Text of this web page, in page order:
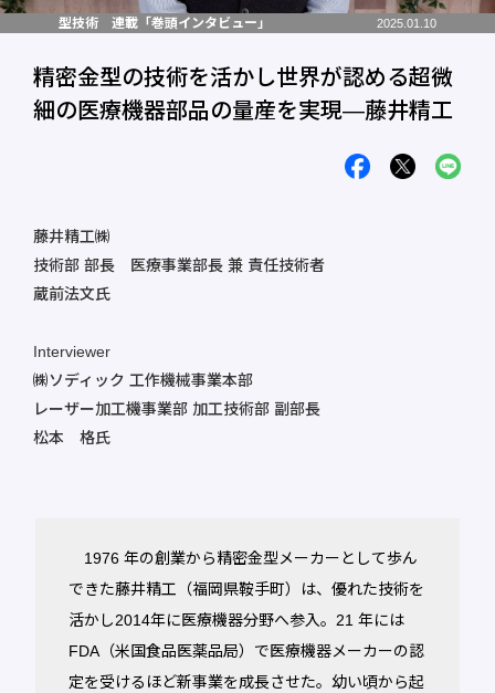
型技術 連載「巻頭インタビュー」 2025.01.10
精密金型の技術を活かし世界が認める超微
細の医療機器部品の量産を実現―藤井精工
藤井精工㈱
技術部 部長 医療事業部長 兼 責任技術者
蔵前法文氏
Interviewer
㈱ソディック 工作機械事業本部
レーザー加工機事業部 加工技術部 副部長
松本 格氏
1976 年の創業から精密金型メーカーとして歩ん
できた藤井精工（福岡県鞍手町）は、優れた技術を
活かし2014年に医療機器分野へ参入。21 年には
FDA（米国食品医薬品局）で医療機器メーカーの認
定を受けるほど新事業を成長させた。幼い頃から起